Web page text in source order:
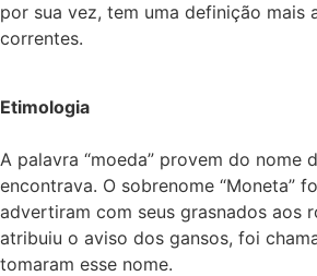
por sua vez, tem uma definição mais
correntes.
Etimologia
A palavra “moeda” provem do nome
encontrava. O sobrenome
advertiram com seus grasnados aos
atribuiu o aviso dos gansos, foi
tomaram esse nome.